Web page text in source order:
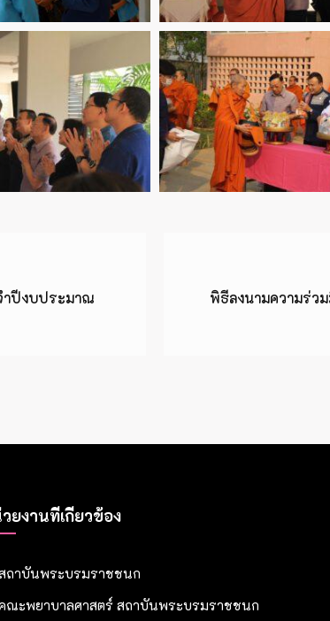
ำปีงบประมาณ
พิธีลงนามความร่ว
ยงานที่เกี่ยวข้อง
ถาบันพระบรมราชชนก
ณะพยาบาลศาสตร์ สถาบันพระบรมราชชนก